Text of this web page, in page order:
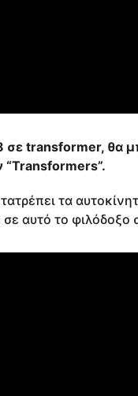
σε transformer, θα
“Transformers”.
τα
αυτό το φιλόδοξο